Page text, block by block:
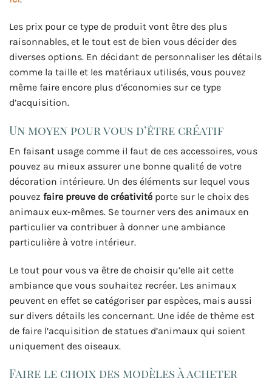
Les prix pour ce type de produit vont être des plus
raisonnables, et le tout est de bien vous décider des
diverses options. En décidant de personnaliser les détails
comme la taille et les matériaux utilisés, vous pouvez
même faire encore plus d’économies sur ce type
d’acquisition.
Un moyen pour vous d’être créatif
En faisant usage comme il faut de ces accessoires, vous
pouvez au mieux assurer une bonne qualité de votre
décoration intérieure. Un des éléments sur lequel vous
pouvez faire preuve de créativité porte sur le choix des
animaux eux-mêmes. Se tourner vers des animaux en
particulier va contribuer à donner une ambiance
particulière à votre intérieur.
Le tout pour vous va être de choisir qu’elle ait cette
ambiance que vous souhaitez recréer. Les animaux
peuvent en effet se catégoriser par espèces, mais aussi
sur divers détails les concernant. Une idée de thème est
de faire l’acquisition de statues d’animaux qui soient
uniquement des oiseaux.
Faire le choix des modèles à acheter